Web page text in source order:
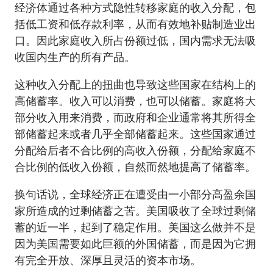
经济体通过各种方式隐性转移家庭的收入分配，包
括低工资和低存款利率，从而有效地补贴制造业出
口。因此家庭收入所占份额过低，国内需求无法吸
收国内生产的所有产品。
这种收入分配上的扭曲也导致这些国家在结构上的
高储蓄率。收入可以消费，也可以储蓄。家庭将大
部分收入用来消费，而政府和企业通常将其所得全
部储蓄起来或者几乎全部储蓄起来。这些国家通过
分配给后者不合比例的高收入份额，分配给家庭不
合比例的低收入份额，自然而然地提高了储蓄率。
换句话说，全球经济正在遭受由一小部分高盈余国
家所造成的过剩储蓄之苦。美国吸收了全球过剩储
蓄的近一半，起到了稳定作用。美国这么做并不是
因为美国需要如此巨额的外国储蓄，而是因为它拥
有完全开放、深厚且灵活的资本市场。